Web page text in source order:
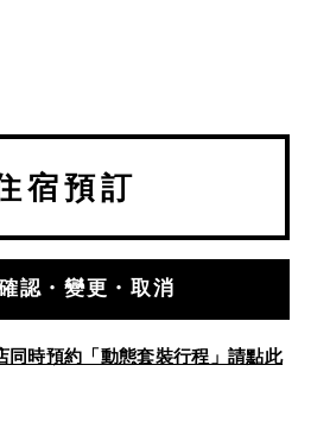
宿預訂
認・變更・取消
同時預約「動態套裝行程」請點此